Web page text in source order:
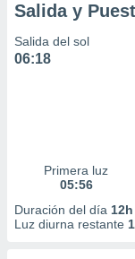
Salida y
Salida del sol
06:18
Primera luz
05:56
Duración del día
Luz diurna restante